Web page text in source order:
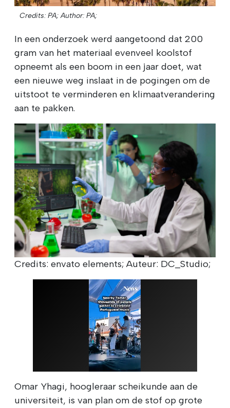
Credits: PA; Author: PA;
In een onderzoek werd aangetoond dat 200
gram van het materiaal evenveel koolstof
opneemt als een boom in een jaar doet, wat
een nieuwe weg inslaat in de pogingen om de
uitstoot te verminderen en klimaatverandering
aan te pakken.
Credits: envato elements; Auteur: DC_Studio;
Omar Yhagi, hoogleraar scheikunde aan de
universiteit, is van plan om de stof op grote